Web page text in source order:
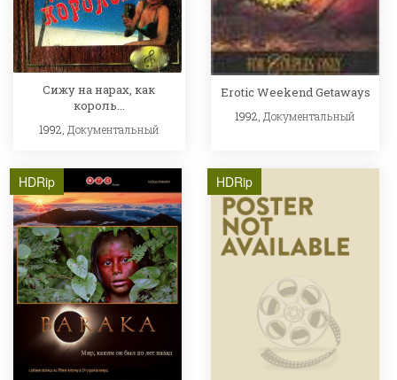
Сижу на нарах, как
король...
1992, Документальный
Erotic Weekend Getaways
1992,Документальный
HDRip HDRip